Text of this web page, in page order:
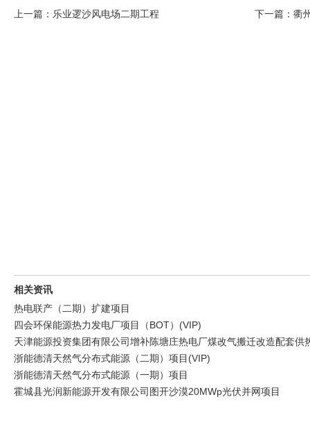
上一篇：乐业逻沙风电场二期工程 下一篇：衢
相关资讯
热电联产（二期）扩建项目
四会环保能源热力发电厂项目（BOT）(VIP)
天津能源投资集团有限公司增补陈塘庄热电厂煤改气搬迁改造配套供
浙能德清天然气分布式能源（二期）项目(VIP)
浙能德清天然气分布式能源（一期）项目
霍城县光润新能源开发有限公司图开沙漠20MWp光伏并网项目